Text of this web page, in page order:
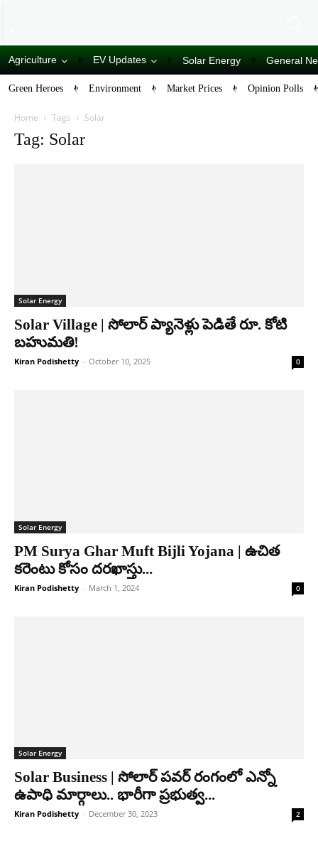
Agriculture EV Updates Solar Energy General
Green Heroes Environment Market Prices Opinion Polls
Home Tags Solar
Tag: Solar
Solar Energy
Solar Village | సోలార్ ప్యానెళ్లు పెడితే రూ. కోటి
బహుమతి!
Kiran Podishetty - October 10, 2025 0
Solar Energy
PM Surya Ghar Muft Bijli Yojana | ఉచిత
కరెంటు కోసం దరఖాస్తు...
Kiran Podishetty - March 1, 2024 0
Solar Energy
Solar Business | సోలార్ పవర్ రంగంలో ఎన్నో
ఉపాధి మార్గాలు.. భారీగా ప్రభుత్వ...
Kiran Podishetty - December 30, 2023 2